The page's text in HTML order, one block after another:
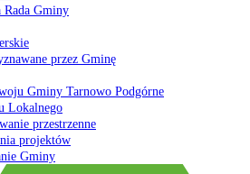
Rada Gminy
przez Gminę
Gminy Tarnowo Podgórne
Lokalnego
przestrzenne
projektów
Gminy